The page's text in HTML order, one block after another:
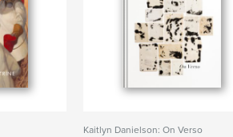
Kaitlyn Danielson: On Verso